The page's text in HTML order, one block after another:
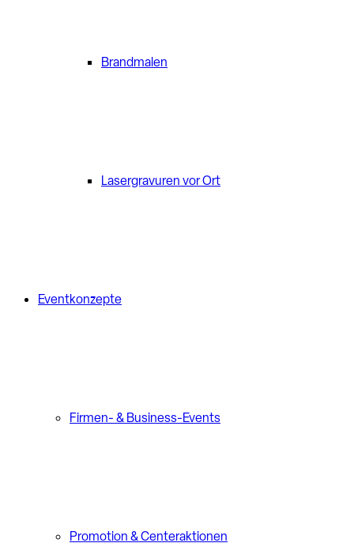
Brandmalen
Lasergravuren vor Ort
Eventkonzepte
Firmen- & Business-Events
Promotion & Centeraktionen